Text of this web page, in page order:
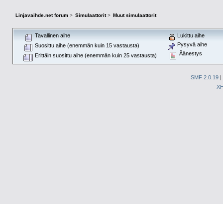
Linjavaihde.net forum> Simulaattorit> Muut simulaattorit
Tavallinen aihe
Suosittu aihe (enemmän kuin 15 vastausta)
Erittäin suosittu aihe (enemmän kuin 25 vastausta)
Lukittu aihe
Pysyvä aihe
Äänestys
SMF 2.0.19 |